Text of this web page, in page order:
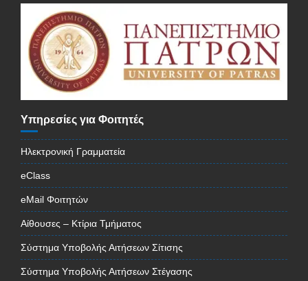
Υπηρεσίες για Φοιτητές
Ηλεκτρονική Γραμματεία
eClass
eMail Φοιτητών
Αίθουσες – Κτίρια Τμήματος
Σύστημα Υποβολής Αιτήσεων Σίτισης
Σύστημα Υποβολής Αιτήσεων Στέγασης